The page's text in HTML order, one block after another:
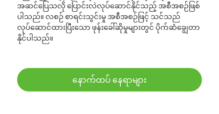
အဆင်ပြေသလို ပြောင်းလဲလုပ်ဆောင်နိုင်သည့် အစီအစဉ်ဖြစ်
ပါသည်။ လစဉ် စာရင်းသွင်းမှု အစီအစဉ်ဖြင့် သင်သည်
လုပ်ဆောင်ထားပြီးသော ဖုန်းခေါ်ဆိုမှုများတွင် ပိုက်ဆံချွေတာ
နိုင်ပါသည်။
နောက်ထပ် နေရာများ